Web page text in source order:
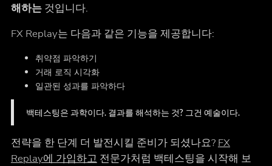
해하는것입니다.
FX Replay는 다음과 같은 기능을 제공합니다:
취약점 파악하기
거래 로직 시각화
일관된 성과를 파악하다
백테스팅은 과학이다. 결과를 해석하는 것? 그건 예술이다.
전략을 한 단계 더 발전시킬 준비가 되셨나요? FX
Replay에 가입하고 전문가처럼 백테스팅을 시작해 보